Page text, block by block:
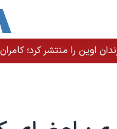
اوین را منتشر کرد؛